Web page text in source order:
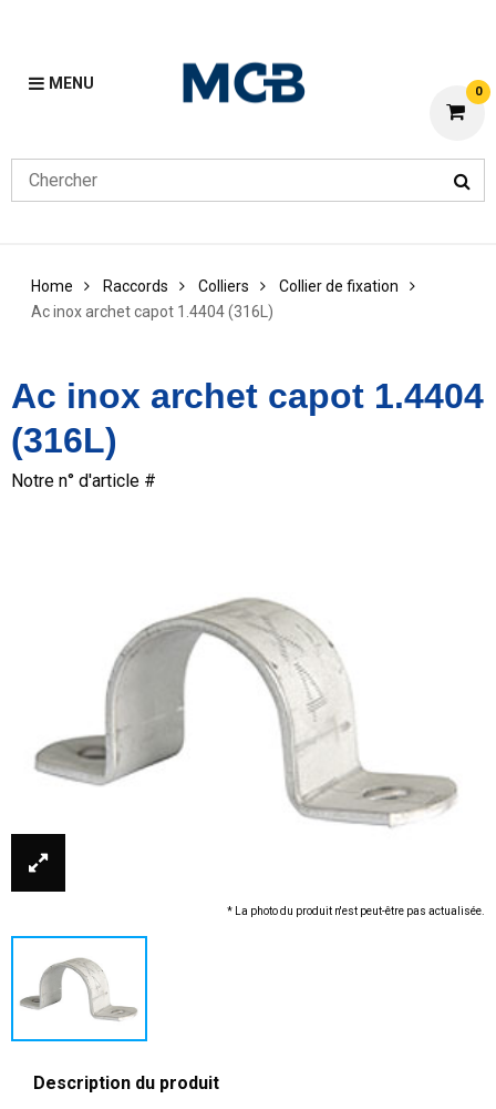
MENU 0
Home Raccords Colliers
Collier de fixation
Ac inox archet capot 1.4404 (316L)
Ac inox archet capot 1.4404
(316L)
Notre n° d'article #
* La photo du produit n'est peut-être pas actualisée.
Description du produit